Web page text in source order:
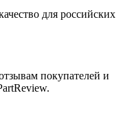
для российских
покупателей и